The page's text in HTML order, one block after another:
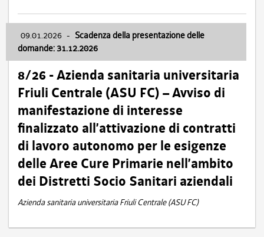
09.01.2026 - Scadenza della presentazione delle
domande: 31.12.2026
8/26 - Azienda sanitaria universitaria
Friuli Centrale (ASU FC) – Avviso di
manifestazione di interesse
finalizzato all’attivazione di contratti
di lavoro autonomo per le esigenze
delle Aree Cure Primarie nell’ambito
dei Distretti Socio Sanitari aziendali
Azienda sanitaria universitaria Friuli Centrale (ASU FC)